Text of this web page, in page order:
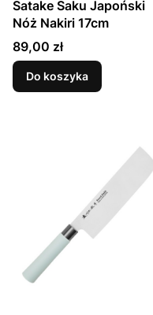
Satake Saku Japoński
Nóż Nakiri 17cm
Cena
89,00 zł
Do koszyka